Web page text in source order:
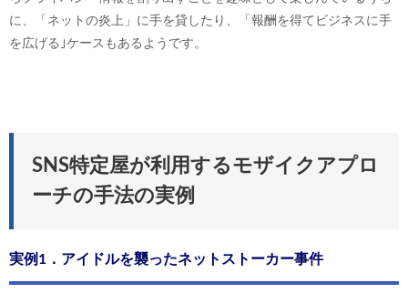
に、「ネットの炎上」に手を貸したり、「報酬を得てビジネスに手
を広げる｣ケースもあるようです。
SNS特定屋が利用するモザイクアプロ
ーチの手法の実例
実例1．アイドルを襲ったネットストーカー事件